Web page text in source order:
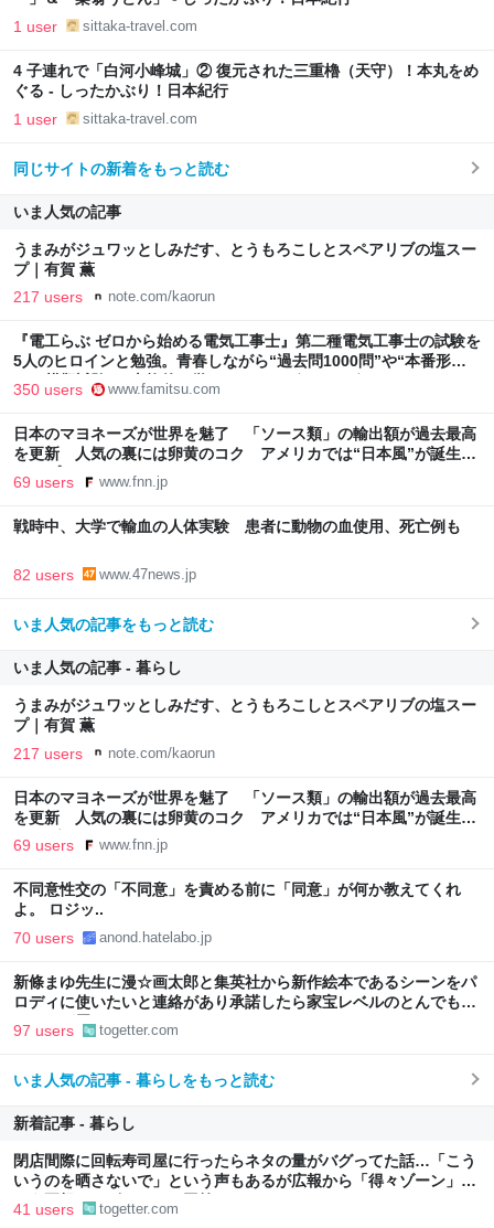
1 user sittaka-travel.com
4 子連れで「白河小峰城」② 復元された三重櫓（天守）！本丸をめ
ぐる - しったかぶり！日本紀行
1 user sittaka-travel.com
同じサイトの新着をもっと読む
いま人気の記事
うまみがジュワッとしみだす、とうもろこしとスペアリブの塩スー
プ｜有賀 薫
217 users note.com/kaorun
『電工らぶ ゼロから始める電気工事士』第二種電気工事士の試験を
5人のヒロインと勉強。青春しながら“過去問1000問”や“本番形式
CBT模擬試験”で本格的に学べるノベルゲーム | ゲーム・エンタメ
最新情報のファミ通.com
350 users www.famitsu.com
日本のマヨネーズが世界を魅了 「ソース類」の輸出額が過去最高
を更新 人気の裏には卵黄のコク アメリカでは“日本風”が誕生｜
FNNプライムオンライン
69 users www.fnn.jp
戦時中、大学で輸血の人体実験 患者に動物の血使用、死亡例も
82 users www.47news.jp
いま人気の記事をもっと読む
いま人気の記事 - 暮らし
うまみがジュワッとしみだす、とうもろこしとスペアリブの塩スー
プ｜有賀 薫
217 users note.com/kaorun
日本のマヨネーズが世界を魅了 「ソース類」の輸出額が過去最高
を更新 人気の裏には卵黄のコク アメリカでは“日本風”が誕生｜
FNNプライムオンライン
69 users www.fnn.jp
不同意性交の「不同意」を責める前に「同意」が何か教えてくれ
よ。 ロジッ..
70 users anond.hatelabo.jp
新條まゆ先生に漫☆画太郎と集英社から新作絵本であるシーンをパ
ロディに使いたいと連絡があり承諾したら家宝レベルのとんでもな
いものが届いた
97 users togetter.com
いま人気の記事 - 暮らしをもっと読む
新着記事 - 暮らし
閉店間際に回転寿司屋に行ったらネタの量がバグってた話…「こう
いうのを晒さないで」という声もあるが広報から「得々ゾーン」と
いう正規サービスだとの回答も
41 users togetter.com